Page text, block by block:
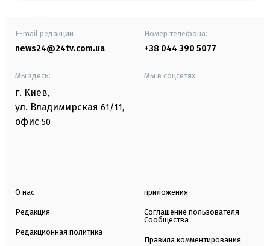
E-mail редакции
news24@24tv.com.ua
Номер телефона:
+38 044 390 5077
Мы здесь:
г. Киев,
ул. Владимирская 61/11,
офис 50
Мы в соцсетях:
О нас
Редакция
Редакционная политика
приложения
Соглашение пользователя
Сообщества
Правила комментирования